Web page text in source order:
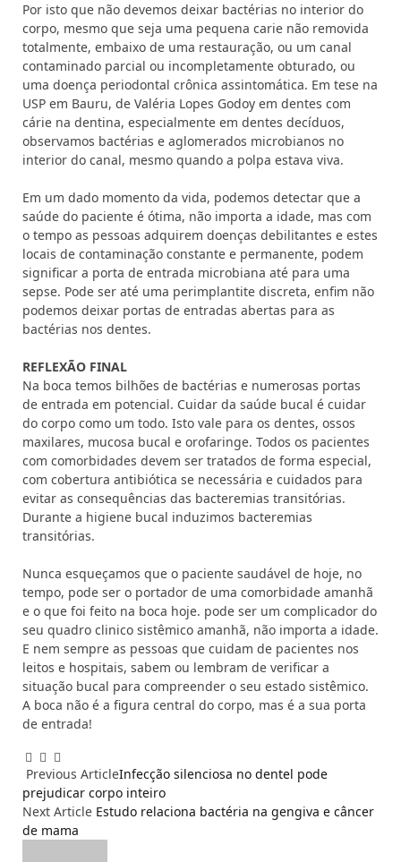
Por isto que não devemos deixar bactérias no interior do
corpo, mesmo que seja uma pequena carie não removida
totalmente, embaixo de uma restauração, ou um canal
contaminado parcial ou incompletamente obturado, ou
uma doença periodontal crônica assintomática. Em tese na
USP em Bauru, de Valéria Lopes Godoy em dentes com
cárie na dentina, especialmente em dentes decíduos,
observamos bactérias e aglomerados microbianos no
interior do canal, mesmo quando a polpa estava viva.
Em um dado momento da vida, podemos detectar que a
saúde do paciente é ótima, não importa a idade, mas com
o tempo as pessoas adquirem doenças debilitantes e estes
locais de contaminação constante e permanente, podem
significar a porta de entrada microbiana até para uma
sepse. Pode ser até uma perimplantite discreta, enfim não
podemos deixar portas de entradas abertas para as
bactérias nos dentes.
REFLEXÃO FINAL
Na boca temos bilhões de bactérias e numerosas portas
de entrada em potencial. Cuidar da saúde bucal é cuidar
do corpo como um todo. Isto vale para os dentes, ossos
maxilares, mucosa bucal e orofaringe. Todos os pacientes
com comorbidades devem ser tratados de forma especial,
com cobertura antibiótica se necessária e cuidados para
evitar as consequências das bacteremias transitórias.
Durante a higiene bucal induzimos bacteremias
transitórias.
Nunca esqueçamos que o paciente saudável de hoje, no
tempo, pode ser o portador de uma comorbidade amanhã
e o que foi feito na boca hoje. pode ser um complicador do
seu quadro clinico sistêmico amanhã, não importa a idade.
E nem sempre as pessoas que cuidam de pacientes nos
leitos e hospitais, sabem ou lembram de verificar a
situação bucal para compreender o seu estado sistêmico.
A boca não é a figura central do corpo, mas é a sua porta
de entrada!
Facebook
EmailWhatsApp
Previous ArticleInfecção silenciosa no dentel pode
prejudicar corpo inteiro
Next Article Estudo relaciona bactéria na gengiva e câncer
de mama